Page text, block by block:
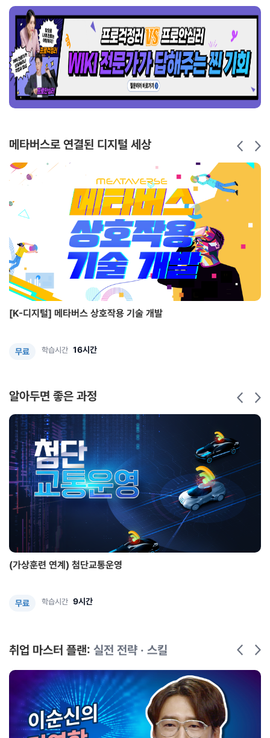
메타버스로 연결된 디지털 세상
[K-디지털] 메타버스 상호작용 기술 개발
무료 학습시간 16시간
알아두면 좋은 과정
(가상훈련 연계) 첨단교통운영
무료 학습시간 9시간
취업 마스터 플랜: 실전 전략 · 스킬